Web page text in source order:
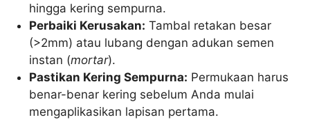
hingga kering sempurna.
Perbaiki Kerusakan: Tambal retakan besar
(>2mm) atau lubang dengan adukan semen
instan (mortar).
Pastikan Kering Sempurna: Permukaan harus
benar-benar kering sebelum Anda mulai
mengaplikasikan lapisan pertama.